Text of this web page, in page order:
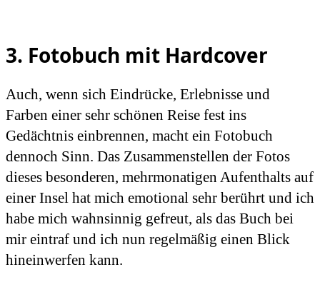
3. Fotobuch mit Hardcover
Auch, wenn sich Eindrücke, Erlebnisse und
Farben einer sehr schönen Reise fest ins
Gedächtnis einbrennen, macht ein Fotobuch
dennoch Sinn. Das Zusammenstellen der Fotos
dieses besonderen, mehrmonatigen Aufenthalts auf
einer Insel hat mich emotional sehr berührt und ich
habe mich wahnsinnig gefreut, als das Buch bei
mir eintraf und ich nun regelmäßig einen Blick
hineinwerfen kann.